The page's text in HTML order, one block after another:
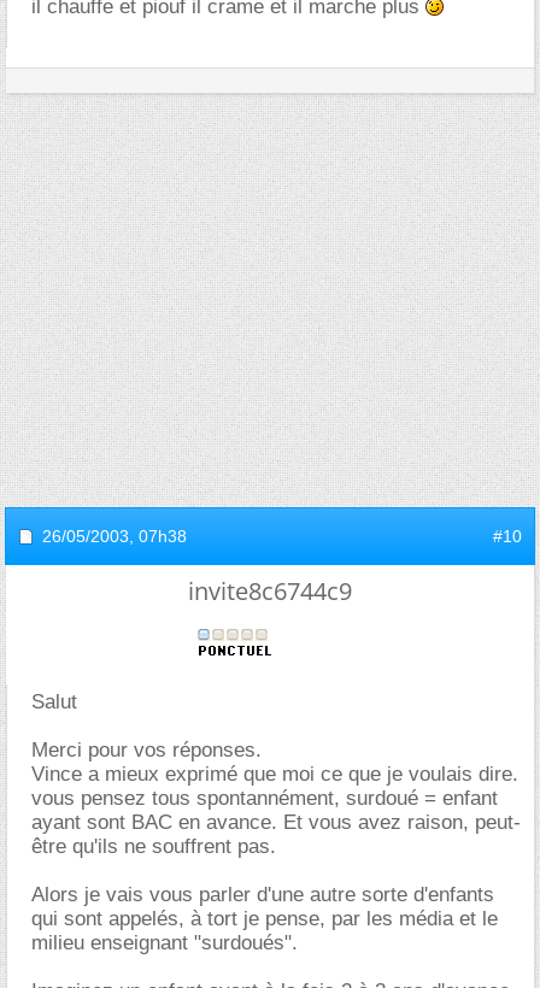
il chauffe et piouf il crame et il marche plus
26/05/2003, 07h38 #10
invite8c6744c9
Salut
Merci pour vos réponses.
Vince a mieux exprimé que moi ce que je voulais dire.
vous pensez tous spontannément, surdoué = enfant
ayant sont BAC en avance. Et vous avez raison, peut-
être qu'ils ne souffrent pas.
Alors je vais vous parler d'une autre sorte d'enfants
qui sont appelés, à tort je pense, par les média et le
milieu enseignant "surdoués".